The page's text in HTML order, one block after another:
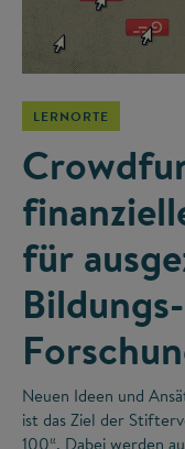
LERNORTE
für
Neuen Ideen und
ist das Ziel der
100“. Dabei werden